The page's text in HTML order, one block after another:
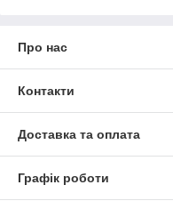
Про нас
Контакти
Доставка та оплата
Графік роботи